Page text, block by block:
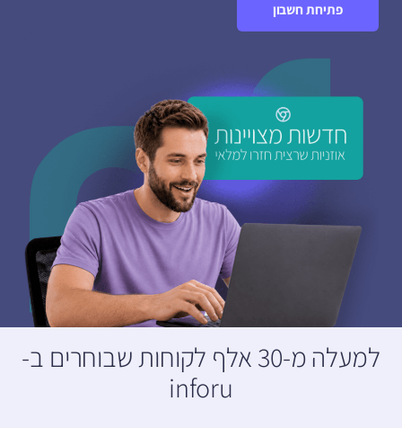
פתיחת חשבון
למעלה מ-30 אלף לקוחות שבוחרים ב-
inforu